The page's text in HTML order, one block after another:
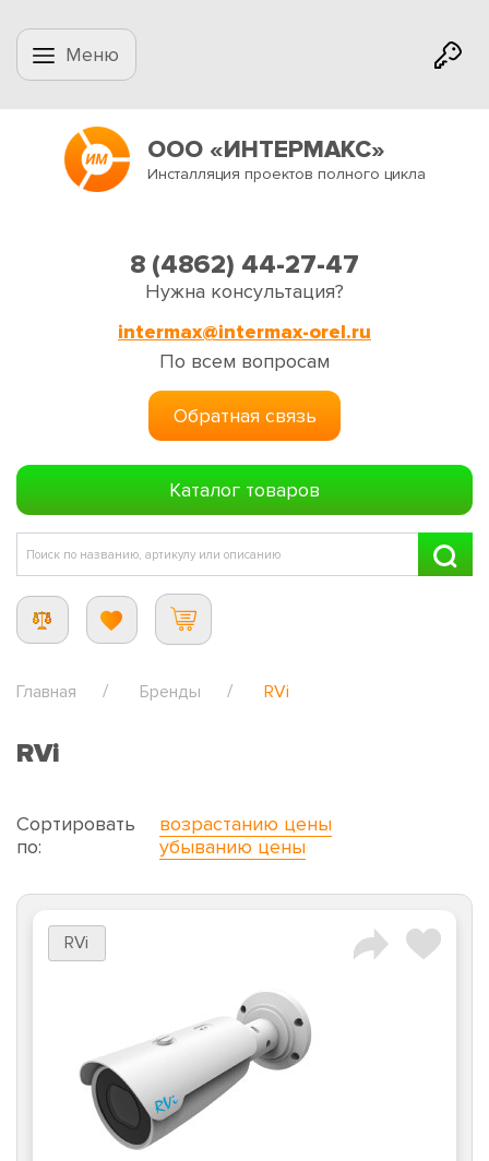
Меню
ООО «ИНТЕРМАКС»
Инсталляция проектов полного цикла
8 (4862) 44-27-47
Нужна консультация?
intermax@intermax-orel.ru
По всем вопросам
Обратная связь
Каталог товаров
Главная Бренды RVi
RVi
Сортировать
по:
возрастанию цены
убыванию цены
RVi